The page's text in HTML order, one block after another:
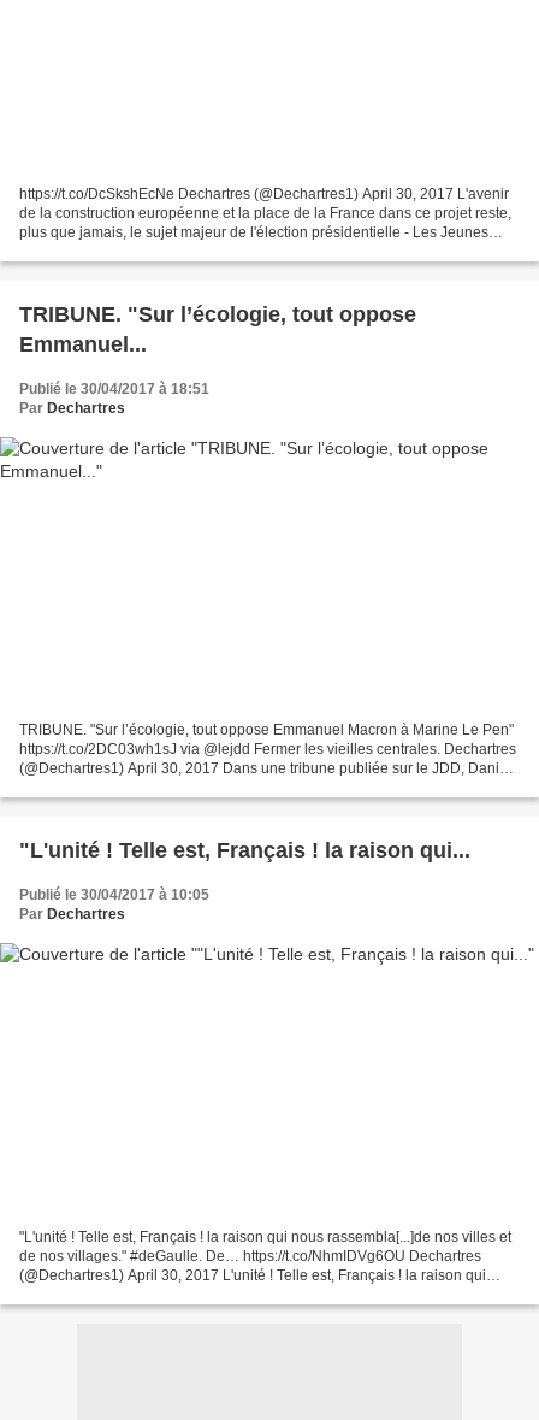
https://t.co/DcSkshEcNe Dechartres (@Dechartres1) April 30, 2017 L'avenir
de la construction européenne et la place de la France dans ce projet reste,
plus que jamais, le sujet majeur de l'élection présidentielle - Les Jeunes
TRIBUNE. "Sur l’écologie, tout oppose
Emmanuel...
Publié le 30/04/2017 à 18:51
Par Dechartres
TRIBUNE. "Sur l’écologie, tout oppose Emmanuel Macron à Marine Le Pen"
https://t.co/2DC03wh1sJ via @lejdd Fermer les vieilles centrales. Dechartres
(@Dechartres1) April 30, 2017 Dans une tribune publiée sur le JDD, Daniel
"L'unité ! Telle est, Français ! la raison qui...
Publié le 30/04/2017 à 10:05
Par Dechartres
"L'unité ! Telle est, Français ! la raison qui nous rassembla[...]de nos villes et
de nos villages." #deGaulle. De… https://t.co/NhmIDVg6OU Dechartres
(@Dechartres1) April 30, 2017 L'unité ! Telle est, Français ! la raison qui